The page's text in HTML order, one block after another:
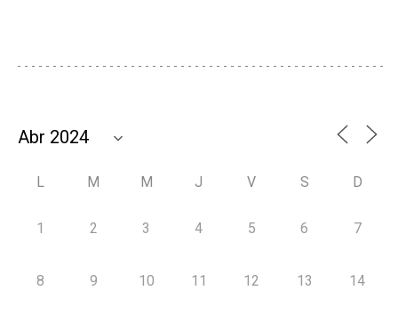
L M M J V S D
1 2 3 4 5 6 7
8 9 10 11 12 13 14